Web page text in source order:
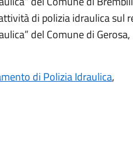
di polizia idraulica
del Comune di
di Polizia Idraulica,